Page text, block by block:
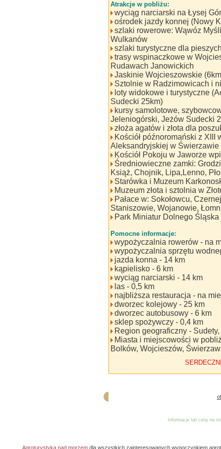
Atrakcje w pobliżu:
wyciąg narciarski na Łysej
ośrodek jazdy konnej (Nowy
szlaki rowerowe: Wąwóz
Wulkanów
szlaki turystyczne dla
trasy wspinaczkowe w
Rudawach Janowickich
Jaskinie Wojcieszowskie
Sztolnie w Radzimowicach i
loty widokowe i turystyczne
Sudecki 25km)
kursy samolotowe,
Jeleniogórski, Jeżów Sudecki
złoża agatów i złota dla
Kościół późnoromański z XIII
Aleksandryjskiej w Świerzawie
Kościół Pokoju w Jaworze
Średniowieczne zamki:
Książ, Chojnik, Lipa,Lenno,
Starówka i Muzeum
Muzeum złota i sztolnia w
Pałace w: Sokołowcu,
Staniszowie, Wojanowie,
Park Miniatur Dolnego Śląska
Pomocne informacje:
wypożyczalnia rowerów - na
wypożyczalnia sprzętu
jazda konna - 14 km
kąpielisko - 6 km
wyciąg narciarski - 14 km
las - 0,5 km
najbliższa restauracja - na
dworzec kolejowy - 25 km
dworzec autobusowy - 6 km
sklep spożywczy - 0,4 km
Region geograficzny -
Miasta i miejscowości w
Bolków, Wojcieszów,
Informacje lub ceny na
Agroturystyka nad morzem dla wszystkich zainteresowanych wypoczynkiem